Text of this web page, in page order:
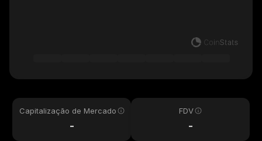
Capitalização de Mercado
-
FDV
-